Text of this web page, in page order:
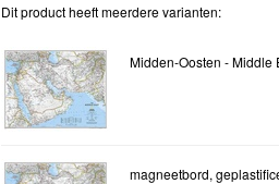
Dit product heeft meerdere varianten:
Midden-Oosten - Middle
magneetbord,